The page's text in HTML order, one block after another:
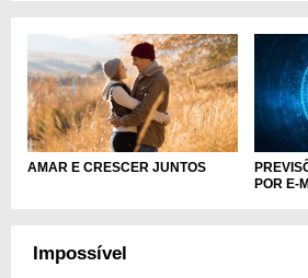
AMAR E CRESCER JUNTOS
POR E-
Impossível